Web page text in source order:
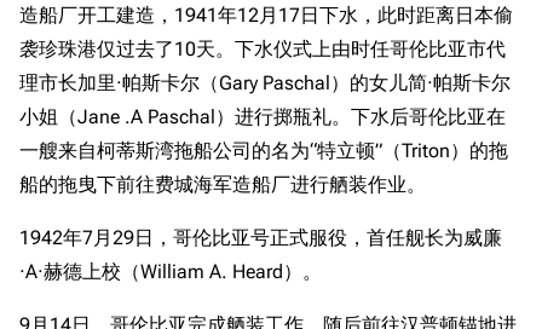
造船厂开工建造，1941年12月17日下水，此时距离日本偷
袭珍珠港仅过去了10天。下水仪式上由时任哥伦比亚市代
理市长加里·帕斯卡尔（Gary Paschal）的女儿简·帕斯卡尔
小姐（Jane .A Paschal）进行掷瓶礼。下水后哥伦比亚在
一艘来自柯蒂斯湾拖船公司的名为“特立顿”（Triton）的拖
船的拖曳下前往费城海军造船厂进行舾装作业。
1942年7月29日，哥伦比亚号正式服役，首任舰长为威廉
·A·赫德上校（William A. Heard）。